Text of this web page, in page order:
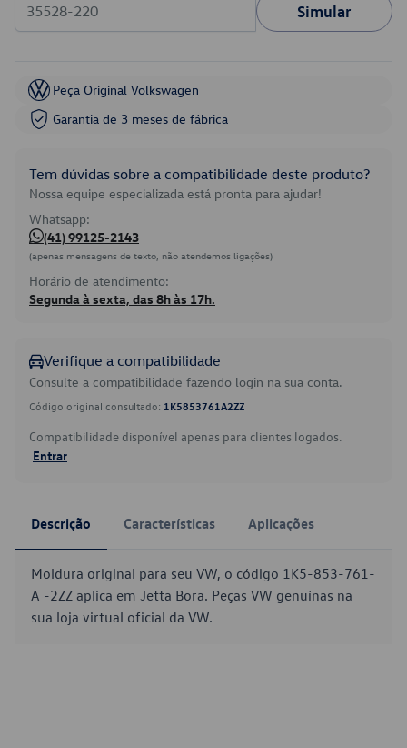
Simular
Peça Original Volkswagen
Garantia de 3 meses de fábrica
Tem dúvidas sobre a compatibilidade deste produto?
Nossa equipe especializada está pronta para ajudar!
Whatsapp:
(41) 99125-2143
(apenas mensagens de texto, não atendemos ligações)
Horário de atendimento:
Segunda à sexta, das 8h às 17h.
Verifique a compatibilidade
Consulte a compatibilidade fazendo login na sua conta.
Código original consultado: 1K5853761A2ZZ
Compatibilidade disponível apenas para clientes logados.
Entrar
Descrição Características Aplicações
Moldura original para seu VW, o código 1K5-853-761-
A -2ZZ aplica em Jetta Bora. Peças VW genuínas na
sua loja virtual oficial da VW.